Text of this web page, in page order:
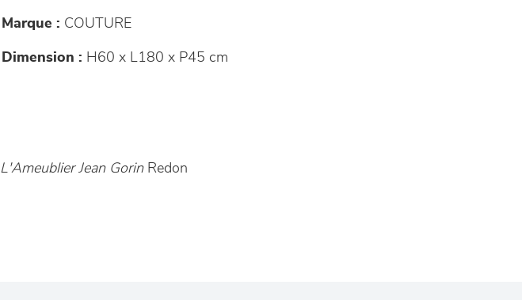
Marque : COUTURE
Dimension : H60 x L180 x P45 cm
L'Ameublier Jean GorinRedon